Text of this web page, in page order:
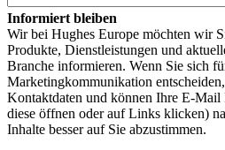
Informiert bleiben
Wir bei Hughes Europe möchten wir
Produkte, Dienstleistungen und
Branche informieren. Wenn Sie sich
Marketingkommunikation
Kontaktdaten und können Ihre E-Mail
diese öffnen oder auf Links klicken)
Inhalte besser auf Sie abzustimmen.